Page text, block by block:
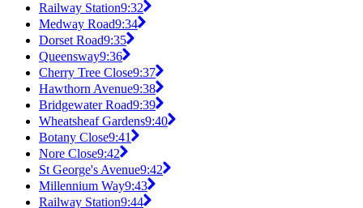
Railway Station9:32
Medway Road9:34
Dorset Road9:35
Queensway9:36
Cherry Tree Close9:37
Hawthorn Avenue9:38
Bridgewater Road9:39
Wheatsheaf Gardens9:40
Botany Close9:41
Nore Close9:42
St George's Avenue9:42
Millennium Way9:43
Railway Station9:44